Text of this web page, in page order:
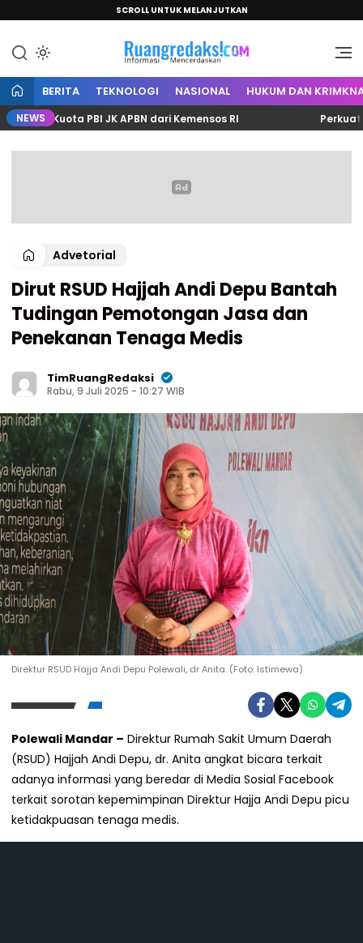
SCROLL UNTUK MELANJUTKAN
Ruang Redaksi
Informasi Mencerdaskan
BERITA TEKNOLOGI NASIONAL HUKUM DAN
NEWS
Kuota PBI JK APBN dari Kemensos RI Perkuat
Advetorial
Dirut RSUD Hajjah Andi Depu Bantah
Tudingan Pemotongan Jasa dan
Penekanan Tenaga Medis
TimRuangRedaksi
Rabu, 9 Juli 2025 - 10:27 WIB
Direktur RSUD Hajja Andi Depu Polewali, dr Anita. (Foto: Istimewa)
Polewali Mandar – Direktur Rumah Sakit Umum Daerah
(RSUD) Hajjah Andi Depu, dr. Anita angkat bicara terkait
adanya informasi yang beredar di Media Sosial Facebook
terkait sorotan kepemimpinan Direktur Hajja Andi Depu picu
ketidakpuasan tenaga medis.